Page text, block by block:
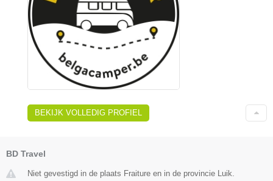
BEKIJK VOLLEDIG PROFIEL
BD Travel
Niet gevestigd in de plaats Fraiture en in de provincie Luik.